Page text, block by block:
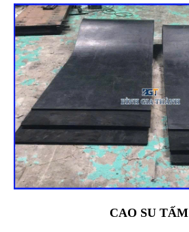
CAO SU TẤM